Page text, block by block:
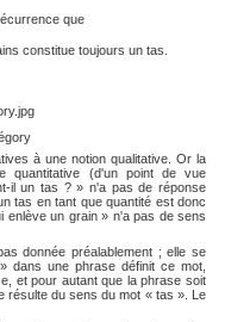
que
constitue toujours un tas.
à une notion qualitative. Or la
quantitative (d'un point de vue
il un tas ? » n'a pas de réponse
tas en tant que quantité est donc
enlève un grain » n'a pas de sens
donnée préalablement ; elle se
dans une phrase définit ce mot,
et pour autant que la phrase soit
résulte du sens du mot « tas ». Le